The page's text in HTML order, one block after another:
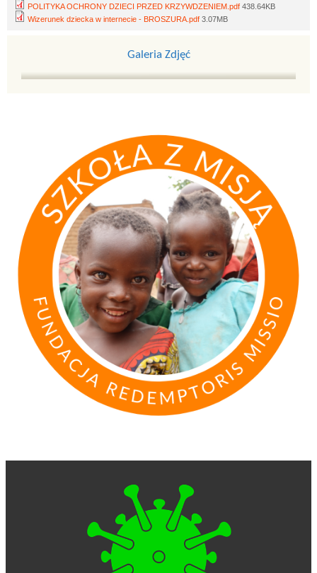
POLITYKA OCHRONY DZIECI PRZED KRZYWDZENIEM.pdf 438.64KB
Wizerunek dziecka w internecie - BROSZURA.pdf 3.07MB
Galeria Zdjęć